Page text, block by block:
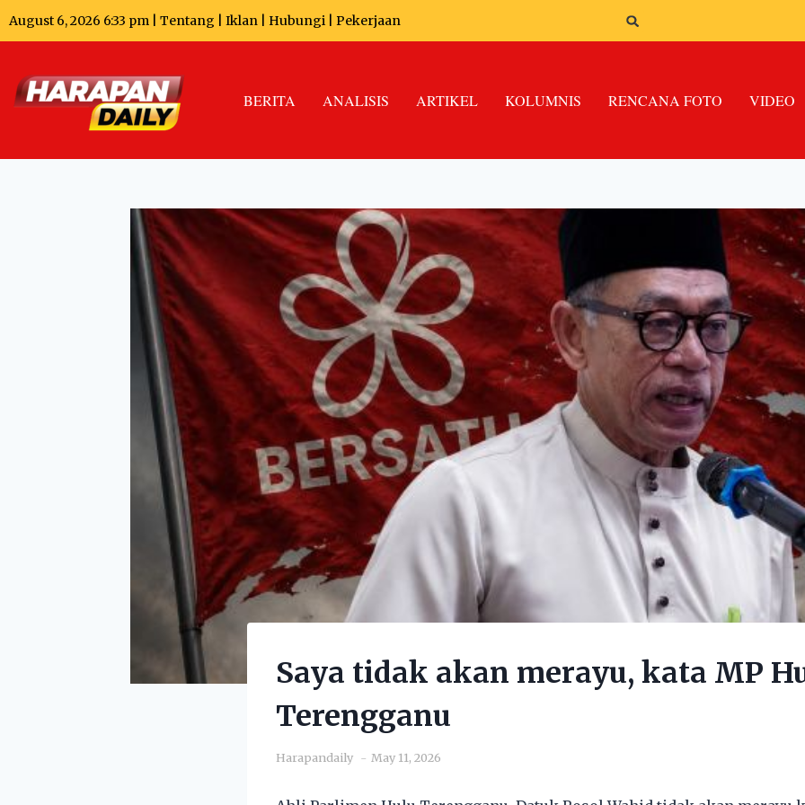
August 6, 2026 6:33 pm | Tentang Iklan Hubungi Pekerjaan
BERITA ANALISIS ARTIKEL KOLUMNIS RENCANA FOTO VIDEO
Saya tidak akan merayu, kata MP
Terengganu
Harapandaily May 11, 2026